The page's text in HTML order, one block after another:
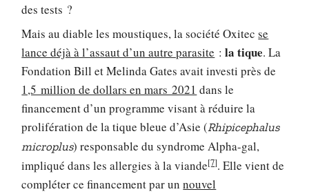
des tests ?
Mais au diable les moustiques, la société Oxitecse
lance déjà à l’assaut d’un autre parasite :la tique. La
Fondation Bill et Melinda Gates avait investi près de
1,5 million de dollars en mars 2021 dans le
financement d’un programme visant à réduire la
prolifération de la tique bleue d’Asie (Rhipicephalus
microplus) responsable du syndrome Alpha-gal,
impliqué dans les allergies à la viande[7]. Elle vient de
compléter ce financement par unnouvel